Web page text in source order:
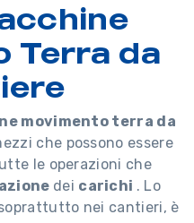
Terra da
movimento terra da
che possono essere
le operazioni che
dei carichi . Lo
nei cantieri, è